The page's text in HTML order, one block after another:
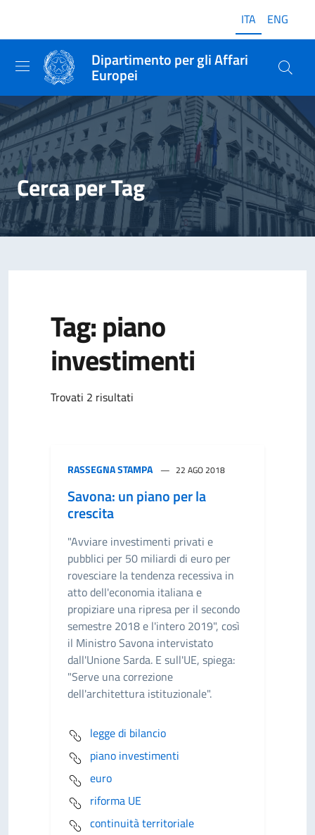
ITA ENG
Dipartimento per gli Affari
Europei
Cerca per Tag
Tag: piano
investimenti
Trovati 2 risultati
RASSEGNA STAMPA 22 AGO 2018
Savona: un piano per la
crescita
"Avviare investimenti privati e
pubblici per 50 miliardi di euro per
rovesciare la tendenza recessiva in
atto dell'economia italiana e
propiziare una ripresa per il secondo
semestre 2018 e l'intero 2019", così
il Ministro Savona intervistato
dall'Unione Sarda. E sull'UE, spiega:
"Serve una correzione
dell'architettura istituzionale".
legge di bilancio
piano investimenti
euro
riforma UE
continuità territoriale